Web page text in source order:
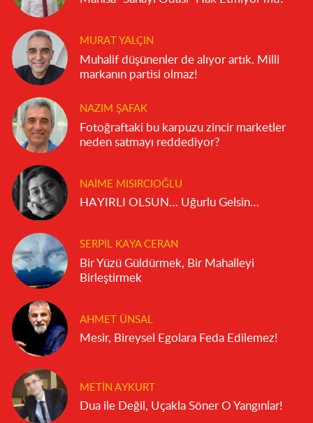
MURAT YALÇIN
Muhalif düşünenler de alıyor artık. Milli
markanın partisi olmaz!
NAZIM ŞAFAK
Fotoğraftaki bu karpuzu zincir marketler
neden satmayı reddediyor?
NAIME MISIRCIOĞLU
HAYIRLI OLSUN… Uğurlu Gelsin…
SERPIL KAYA CERAN
Bir Yüzü Güldürmek, Bir Mahalleyi
Birleştirmek
AHMET ÜNSAL
Mesir, Bireysel Egolara Feda Edilemez!
METIN AYKURT
Dua ile Değil, Uçakla Söner O Yangınlar!